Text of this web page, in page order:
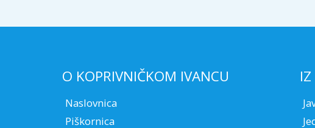
O KOPRIVNIČKOM IVANCU
Naslovnica
Piškornica